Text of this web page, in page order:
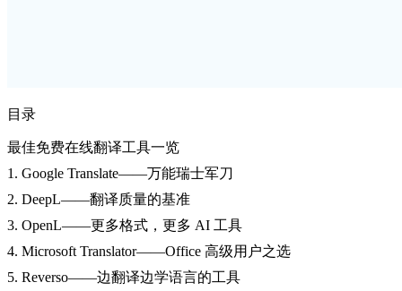
目录
最佳免费在线翻译工具一览
1. Google Translate——万能瑞士军刀
2. DeepL——翻译质量的基准
3. OpenL——更多格式，更多 AI 工具
4. Microsoft Translator——Office 高级用户之选
5. Reverso——边翻译边学语言的工具